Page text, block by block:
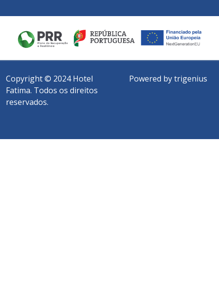
Copyright © 2024 Hotel
Fatima. Todos os direitos
reservados.
Powered by trigenius